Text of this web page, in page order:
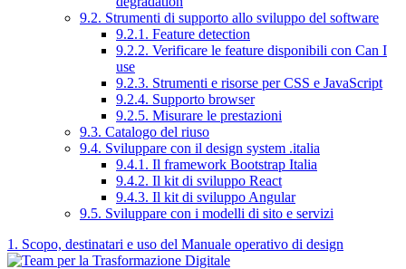
9.2. Strumenti di supporto allo sviluppo del software
9.2.1. Feature detection
9.2.2. Verificare le feature disponibili con Can I
use
9.2.3. Strumenti e risorse per CSS e JavaScript
9.2.4. Supporto browser
9.2.5. Misurare le prestazioni
9.3. Catalogo del riuso
9.4. Sviluppare con il design system .italia
9.4.1. Il framework Bootstrap Italia
9.4.2. Il kit di sviluppo React
9.4.3. Il kit di sviluppo Angular
9.5. Sviluppare con i modelli di sito e servizi
1. Scopo, destinatari e uso del Manuale operativo di design